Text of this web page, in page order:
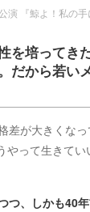
『鯨よ！私の手
を培ってき
だから若い
差が大きくな
やって生きて
つ、しかも40